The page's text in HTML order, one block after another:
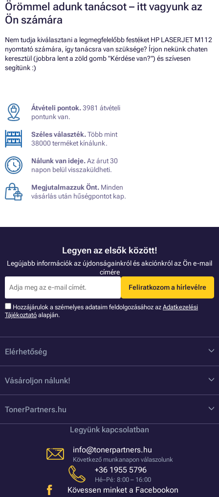
Örömmel adunk tanácsot – itt vagyunk az
Ön számára
Nem tudja kiválasztani a legmegfelelőbb festéket HP LASERJET M112
nyomtató számára, így tanácsra van szüksége? Írjon nekünk chaten
keresztül (jobbra lent a zöld gomb "Kérdése van?") és szívesen
segítünk :)
Átvételi pontok.3981 átvételi
pontunk van.
Széles választék.Több mint
38000 terméket kínálunk.
Nálunk van ideje.Az árut 30
napon belül visszaküldheti.
Megjutalmazzuk Önt. Minden
vásárlás után hűségpontot kap.
Legyen az elsők között!
Legújabb információk az újdonságainkról és akciónkról az Ön e-mail
címére
Feliratkozom a hírlevélre
Hozzájárulok a szémelyes adataim feldolgozásához az Adatkezelési
Tájékoztató alapján.
Elérhetőség
Vásároljon nálunk!
TonerPartners.hu
Legyünk kapcsolatban
info@tonerpartners.hu
Következő munkanapon válaszolunk
+36 1955 5796
Hé–Pé: 8:00 – 16:00
Kövessen minket a Facebookon